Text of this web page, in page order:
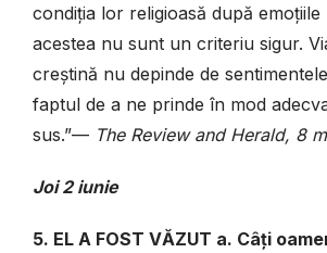
condiția lor religioasă după emoțiile
acestea nu sunt un criteriu sigur.
creștină nu depinde de
faptul de a ne prinde în mod
sus.”— The Review and Herald, 8
Joi 2 iunie
5. EL A FOST VĂZUT a. Câți